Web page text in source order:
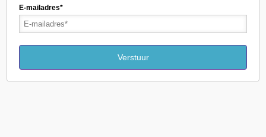
E-mailadres*